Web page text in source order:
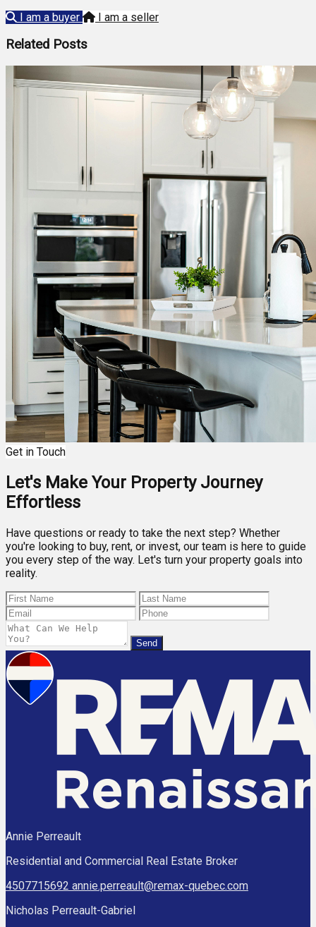
I am a buyer
I am a seller
Related Posts
Get in Touch
Let's Make Your Property Journey
Effortless
Have questions or ready to take the next step? Whether
you're looking to buy, rent, or invest, our team is here to guide
you every step of the way. Let's turn your property goals into
reality.
Send
Annie Perreault
Residential and Commercial Real Estate Broker
4507715692 annie.perreault@remax-quebec.com
Nicholas Perreault-Gabriel